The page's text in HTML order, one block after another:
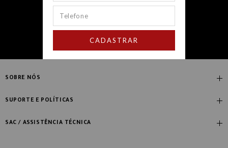
SOBRE NÓS
Quem Somos
SUPORTE E POLÍTICAS
Compre com Especialista
SAC / ASSISTÊNCIA TÉCNICA
CADASTRAR